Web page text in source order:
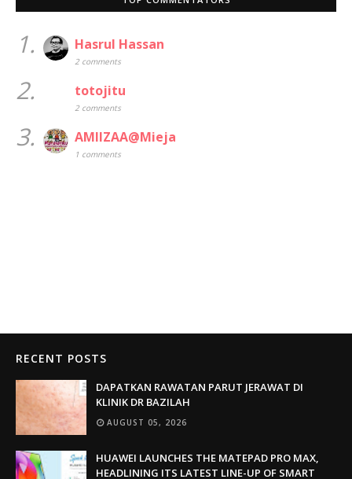
1. Hasrul Hassan
2 comments
2. totojitu
2 comments
3. AMIIZAA@Mieja
1 comments
RECENT POSTS
DAPATKAN RAWATAN PARUT JERAWAT DI
KLINIK DR BAZILAH
AUGUST 05, 2026
HUAWEI LAUNCHES THE MATEPAD PRO MAX,
HEADLINING ITS LATEST LINE-UP OF SMART